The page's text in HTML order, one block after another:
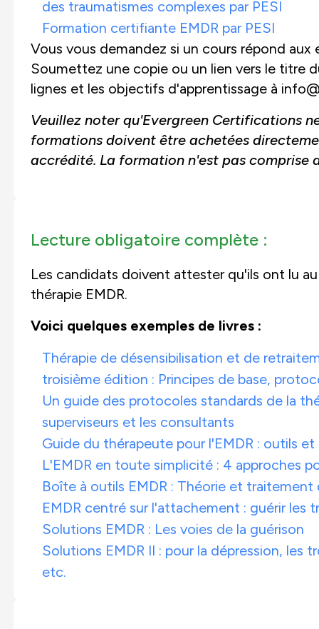
des traumatismes complexes par PESI
Formation certifiante EMDR par PESI
Vous vous demandez si un cours répond
Soumettez une copie ou un lien vers le titre
lignes et les objectifs d'apprentissage à
Veuillez noter qu'Evergreen Certifications
formations doivent être achetées
accrédité. La formation n'est pas comprise
Lecture obligatoire complète :
Les candidats doivent attester qu'ils ont lu
thérapie EMDR.
Voici quelques exemples de livres :
Thérapie de désensibilisation et de
troisième édition : Principes de base,
Un guide des protocoles standards de la
superviseurs et les consultants
Guide du thérapeute pour l'EMDR : outils
L'EMDR en toute simplicité : 4 approches
Boîte à outils EMDR : Théorie et
EMDR centré sur l'attachement : guérir les
Solutions EMDR : Les voies de la guérison
Solutions EMDR II : pour la dépression, les
etc.